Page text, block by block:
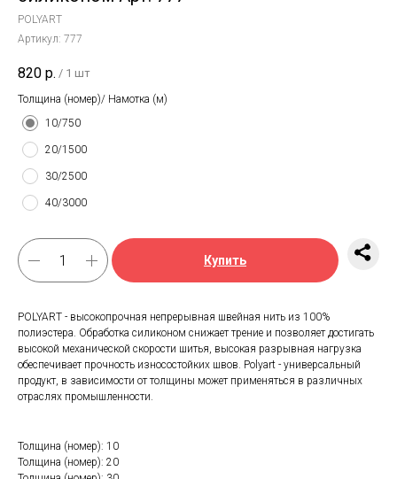
POLYART
Артикул: 777
820 р. / 1 шт
Толщина (номер)/ Намотка (м)
10/750
20/1500
30/2500
40/3000
Купить
POLYART - высокопрочная непрерывная швейная нить из 100%
полиэстера. Обработка силиконом снижает трение и позволяет достигать
высокой механической скорости шитья, высокая разрывная нагрузка
обеспечивает прочность износостойких швов. Polyart - универсальный
продукт, в зависимости от толщины может применяться в различных
отраслях промышленности.
Толщина (номер): 10
Толщина (номер): 20